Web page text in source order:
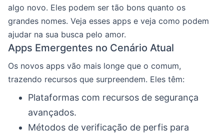
algo novo. Eles podem ser tão bons quanto os
grandes nomes. Veja esses apps e veja como podem
ajudar na sua busca pelo amor.
Apps Emergentes no Cenário Atual
Os novos apps vão mais longe que o comum,
trazendo recursos que surpreendem. Eles têm:
Plataformas com recursos de segurança
avançados.
Métodos de verificação de perfis para